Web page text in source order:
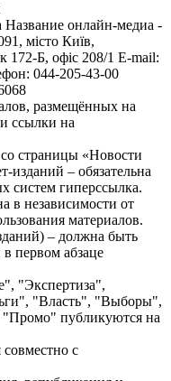
Название онлайн-медиа -
місто Київ,
Б, офіс 208/1 E-mail:
044-205-43-00
размещённых на
ссылки на
страницы «Новости
изданий – обязательна
систем гиперссылка.
в независимости от
материалов.
– должна быть
первом абзаце
"Экспертиза",
"Власть", "Выборы",
публикуются на
совместно с